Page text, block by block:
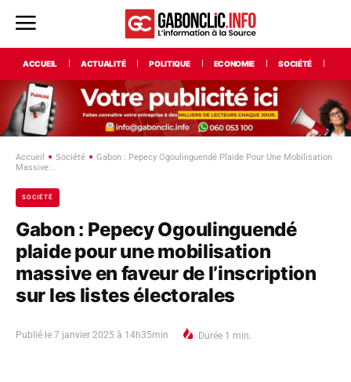
ACCUEIL ACTUALITÉ POLITIQUE ECONOMIE SOCIÉTÉ
Accueil Société
Gabon : Pepecy Ogoulinguendé Plaide Pour Une Mobilisation
Massive...
SOCIÉTÉ
Gabon : Pepecy Ogoulinguendé
plaide pour une mobilisation
massive en faveur de l’inscription
sur les listes électorales
Publié le 7 janvier 2025 à 14h35min Durée 1 min.